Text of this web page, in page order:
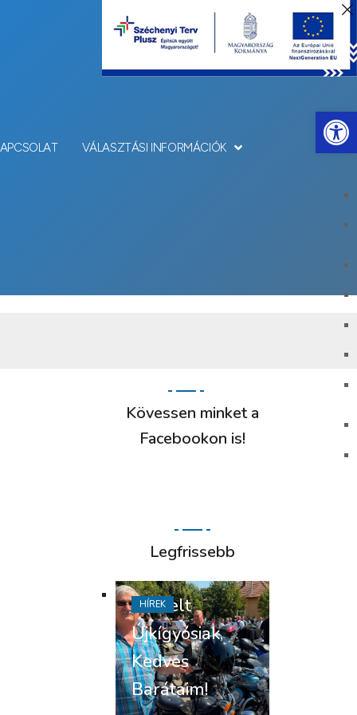
VÁLASZTÁSI INFORMÁCIÓK
Kövessen minket a
Facebookon is!
Legfrissebb
Tisztelt
Újkígyósiak,
Kedves
Barátaim!
HÍREK